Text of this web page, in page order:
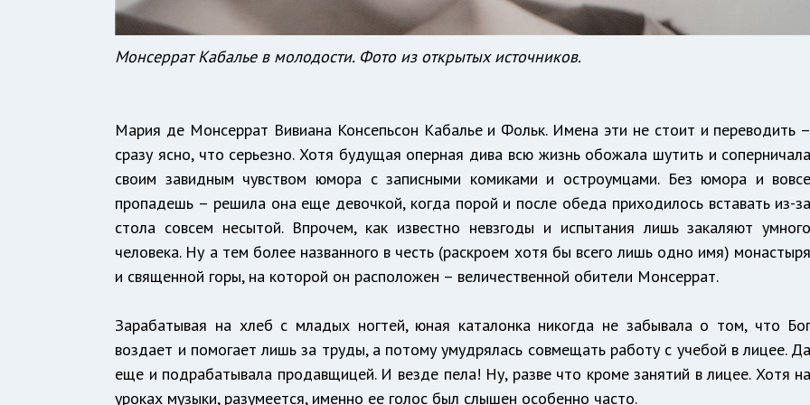
Монсеррат Кабалье в молодости. Фото из открытых источников.
Мария де Монсеррат Вивиана Консепьсон Кабалье и Фольк. Имена эти не стоит и переводить –
сразу ясно, что серьезно. Хотя будущая оперная дива всю жизнь обожала шутить и соперничала
своим завидным чувством юмора с записными комиками и остроумцами. Без юмора и вовсе
пропадешь – решила она еще девочкой, когда порой и после обеда приходилось вставать из-за
стола совсем несытой. Впрочем, как известно невзгоды и испытания лишь закаляют умного
человека. Ну а тем более названного в честь (раскроем хотя бы всего лишь одно имя) монастыря
и священной горы, на которой он расположен – величественной обители Монсеррат.
Зарабатывая на хлеб с младых ногтей, юная каталонка никогда не забывала о том, что
воздает и помогает лишь за труды, а потому умудрялась совмещать работу с учебой в лицее. Да
еще и подрабатывала продавщицей. И везде пела! Ну, разве что кроме занятий в лицее. Хотя на
уроках музыки, разумеется, именно ее голос был слышен особенно часто.